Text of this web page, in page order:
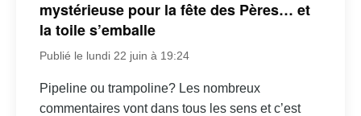
mystérieuse pour la fête des Pères… et
la toile s’emballe
Publié le lundi 22 juin à 19:24
Pipeline ou trampoline? Les nombreux
commentaires vont dans tous les sens et c’est